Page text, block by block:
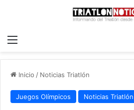
Inicio / Noticias Triatlón
Juegos Olímpicos Noticias Triatlón